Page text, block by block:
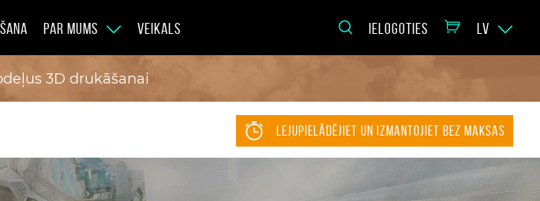
PAR MUMS VEIKALS IELOGOTIES LV
3D drukāšanai
LEJUPIELĀDĒJIET UN IZMANTOJIET BEZ MAKSAS